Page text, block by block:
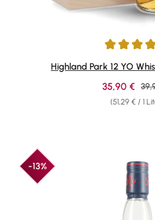
Durchschnittliche Bewertung von
Highland Park 12 YO
(51,29 € / 1
35,90 €
-13%